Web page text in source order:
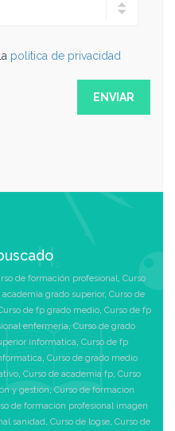
politica de privacidad
de formación profesional, Curso
academia grado superior, Curso de
de fp grado medio, Curso de fp
enfermeria,Curso de grado
informatica, Curso de fp
, Curso de grado medio
, Curso de academia fp, Curso
y gestión,Curso de formacion
de formacion profesional imagen
sanidad, Curso de logse, Curso de